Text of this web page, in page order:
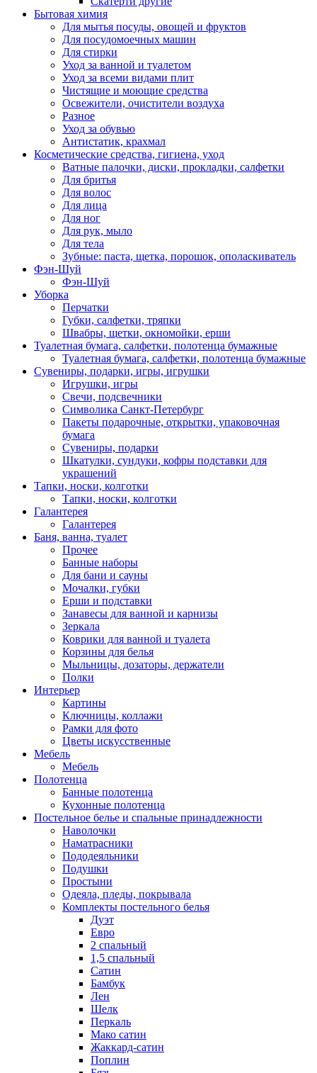
Бытовая химия
Для мытья посуды, овощей и фруктов
Для посудомоечных машин
Для стирки
Уход за ванной и туалетом
Уход за всеми видами плит
Чистящие и моющие средства
Освежители, очистители воздуха
Разное
Уход за обувью
Антистатик, крахмал
Косметические средства, гигиена, уход
Ватные палочки, диски, прокладки, салфетки
Для бритья
Для волос
Для лица
Для ног
Для рук, мыло
Для тела
Зубные: паста, щетка, порошок, ополаскиватель
Фэн-Шуй
Фэн-Шуй
Уборка
Перчатки
Губки, салфетки, тряпки
Швабры, щетки, окномойки, ерши
Туалетная бумага, салфетки, полотенца бумажные
Туалетная бумага, салфетки, полотенца бумажные
Сувениры, подарки, игры, игрушки
Игрушки, игры
Свечи, подсвечники
Символика Санкт-Петербург
Пакеты подарочные, открытки, упаковочная
бумага
Сувениры, подарки
Шкатулки, сундуки, кофры подставки для
украшений
Тапки, носки, колготки
Тапки, носки, колготки
Галантерея
Галантерея
Баня, ванна, туалет
Прочее
Банные наборы
Для бани и сауны
Мочалки, губки
Ерши и подставки
Занавесы для ванной и карнизы
Зеркала
Коврики для ванной и туалета
Корзины для белья
Мыльницы, дозаторы, держатели
Полки
Интерьер
Картины
Ключницы, коллажи
Рамки для фото
Цветы искусственные
Мебель
Мебель
Полотенца
Банные полотенца
Кухонные полотенца
Постельное белье и спальные принадлежности
Наволочки
Наматрасники
Пододеяльники
Подушки
Простыни
Одеяла, пледы, покрывала
Комплекты постельного белья
Дуэт
Евро
2 спальный
1,5 спальный
Сатин
Бамбук
Лен
Шелк
Перкаль
Мако сатин
Жаккард-сатин
Поплин